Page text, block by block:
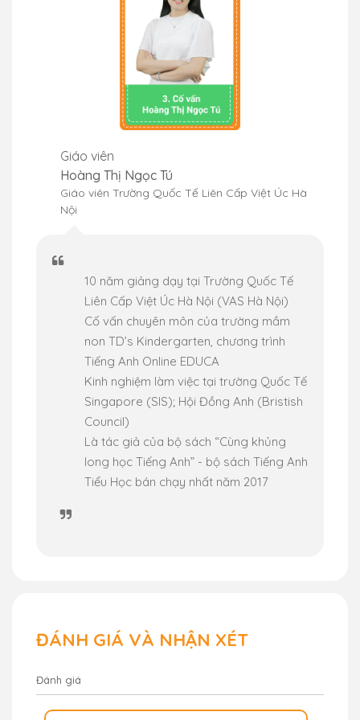
Giáo viên
Hoàng Thị Ngọc Tú
Giáo viên Trường Quốc Tế Liên Cấp Việt Úc Hà
Nội
10 năm giảng dạy tại Trường Quốc Tế
Liên Cấp Việt Úc Hà Nội (VAS Hà Nội)
Cố vấn chuyên môn của trường mầm
non TD’s Kindergarten, chương trình
Tiếng Anh Online EDUCA
Kinh nghiệm làm việc tại trường Quốc Tế
Singapore (SIS); Hội Đồng Anh (Bristish
Council)
Là tác giả của bộ sách “Cùng khủng
long học Tiếng Anh” - bộ sách Tiếng Anh
Tiểu Học bán chạy nhất năm 2017
ĐÁNH GIÁ VÀ NHẬN XÉT
Đánh giá